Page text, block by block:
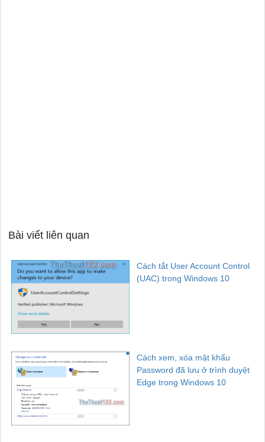
Bài viết liên quan
Cách tắt User Account Control
(UAC) trong Windows 10
Cách xem, xóa mật khẩu
Password đã lưu ở trình duyệt
Edge trong Windows 10